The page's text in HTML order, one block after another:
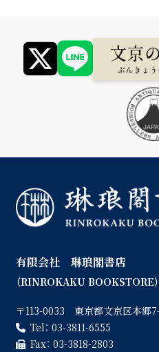
有限会社 琳琅閣書店
（RINROKAKU BOOKSTORE）
〒113-0033 東京都文京区本郷
Tel： 03-3811-6555
Fax： 03-3818-2803